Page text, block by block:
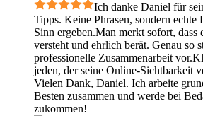
Ich danke Daniel für
Tipps. Keine Phrasen, sondern echte
Sinn ergeben.Man merkt sofort, dass
versteht und ehrlich berät. Genau so
professionelle Zusammenarbeit
jeden, der seine Online-Sichtbarkeit
Vielen Dank, Daniel. Ich arbeite
Besten zusammen und werde bei
zukommen!